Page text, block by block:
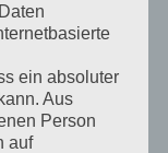
ein absoluter
Aus
Person
auf